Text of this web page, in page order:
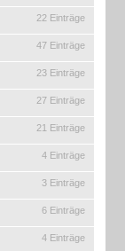
22 Einträge
47 Einträge
23 Einträge
27 Einträge
21 Einträge
4 Einträge
3 Einträge
6 Einträge
4 Einträge